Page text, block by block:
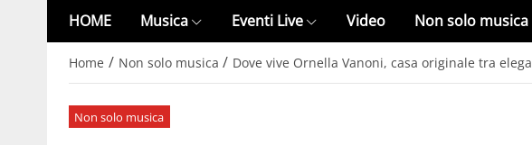
HOME Musica Eventi Live Video Non solo musica
Home / Non solo musica / Dove vive Ornella Vanoni, casa originale tra
Non solo musica